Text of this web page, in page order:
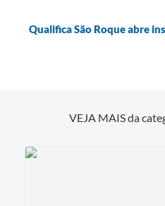
Qualifica São Roque abre
VEJA MAIS da